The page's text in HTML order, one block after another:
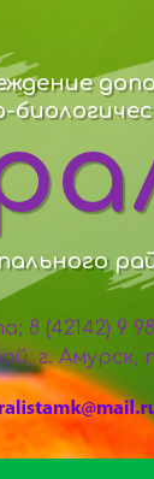
8 (42142) 9
г.